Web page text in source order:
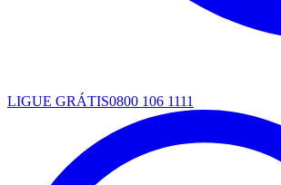
LIGUE GRÁTIS0800 106 1111